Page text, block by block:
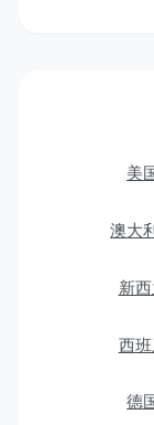
美
澳大
新
西
德